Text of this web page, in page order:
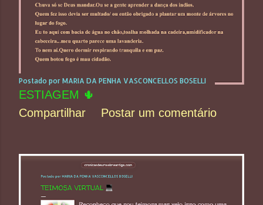
Postado por MARIA DA PENHA VASCONCELLOS BOSELLI
ESTIAGEM 🌵
Compartilhar
Postar um comentário